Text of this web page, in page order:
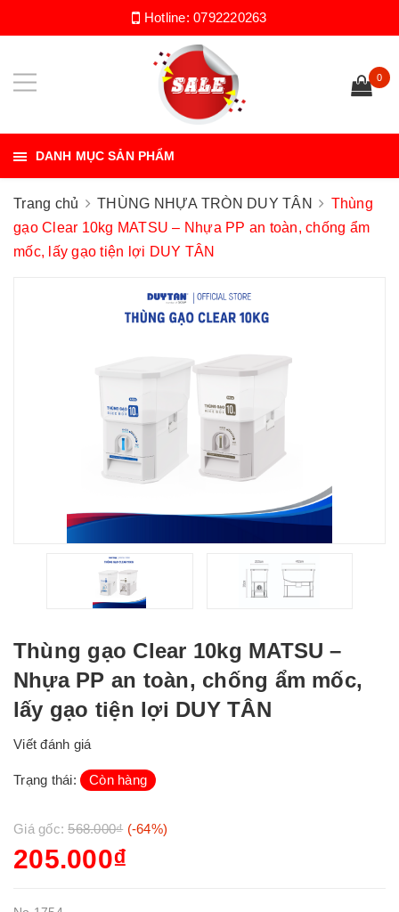
Hotline:0792220263
0
DANH MỤC SẢN PHẨM
Trang chủ THÙNG NHỰA TRÒN DUY TÂN
Thùng
gạo Clear 10kg MATSU – Nhựa PP an toàn, chống ẩm
mốc, lấy gạo tiện lợi DUY TÂN
Thùng gạo Clear 10kg MATSU –
Nhựa PP an toàn, chống ẩm mốc,
lấy gạo tiện lợi DUY TÂN
Viết đánh giá
Trạng thái: Còn hàng
Giá gốc:568.000₫ (-64%)
205.000₫